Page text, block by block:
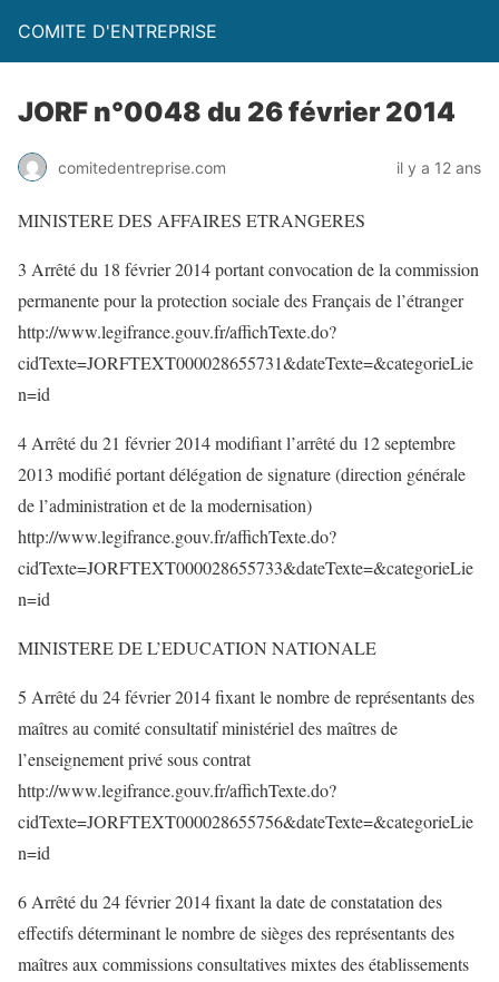
COMITE D'ENTREPRISE
JORF n°0048 du 26 février 2014
comitedentreprise.com il y a 12 ans
MINISTERE DES AFFAIRES ETRANGERES
3 Arrêté du 18 février 2014 portant convocation de la commission
permanente pour la protection sociale des Français de l’étranger
http://www.legifrance.gouv.fr/affichTexte.do?
cidTexte=JORFTEXT000028655731&dateTexte=&categorieLie
n=id
4 Arrêté du 21 février 2014 modifiant l’arrêté du 12 septembre
2013 modifié portant délégation de signature (direction générale
de l’administration et de la modernisation)
http://www.legifrance.gouv.fr/affichTexte.do?
cidTexte=JORFTEXT000028655733&dateTexte=&categorieLie
n=id
MINISTERE DE L’EDUCATION NATIONALE
5 Arrêté du 24 février 2014 fixant le nombre de représentants des
maîtres au comité consultatif ministériel des maîtres de
l’enseignement privé sous contrat
http://www.legifrance.gouv.fr/affichTexte.do?
cidTexte=JORFTEXT000028655756&dateTexte=&categorieLie
n=id
6 Arrêté du 24 février 2014 fixant la date de constatation des
effectifs déterminant le nombre de sièges des représentants des
maîtres aux commissions consultatives mixtes des établissements